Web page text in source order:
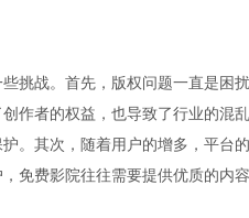
挑战。首先，版权问题一直是困
作者的权益，也导致了行业的混
。其次，随着用户的增多，平台
免费影院往往需要提供优质的内